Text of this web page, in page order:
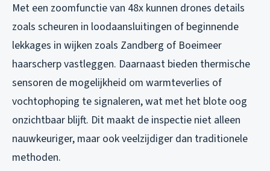
Met een zoomfunctie van 48x kunnen drones details
zoals scheuren in loodaansluitingen of beginnende
lekkages in wijken zoals Zandberg of Boeimeer
haarscherp vastleggen. Daarnaast bieden thermische
sensoren de mogelijkheid om warmteverlies of
vochtophoping te signaleren, wat met het blote oog
onzichtbaar blijft. Dit maakt de inspectie niet alleen
nauwkeuriger, maar ook veelzijdiger dan traditionele
methoden.